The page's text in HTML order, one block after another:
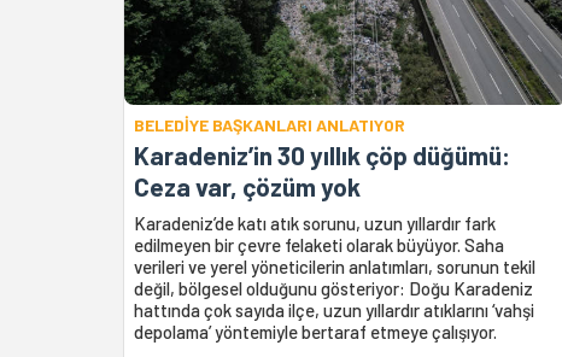
BELEDİYE BAŞKANLARI ANLATIYOR
Karadeniz’in 30 yıllık çöp düğümü:
Ceza var, çözüm yok
Karadeniz’de katı atık sorunu, uzun yıllardır fark
edilmeyen bir çevre felaketi olarak büyüyor. Saha
verileri ve yerel yöneticilerin anlatımları, sorunun tekil
değil, bölgesel olduğunu gösteriyor: Doğu Karadeniz
hattında çok sayıda ilçe, uzun yıllardır atıklarını ‘vahşi
depolama’ yöntemiyle bertaraf etmeye çalışıyor.